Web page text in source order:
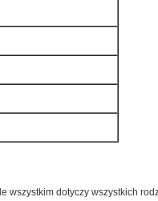
dotyczy wszystkich